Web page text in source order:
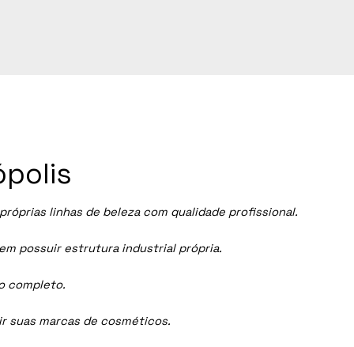
linhas de beleza com qualidade profissional.
possuir estrutura industrial própria.
completo.
suas marcas de cosméticos.